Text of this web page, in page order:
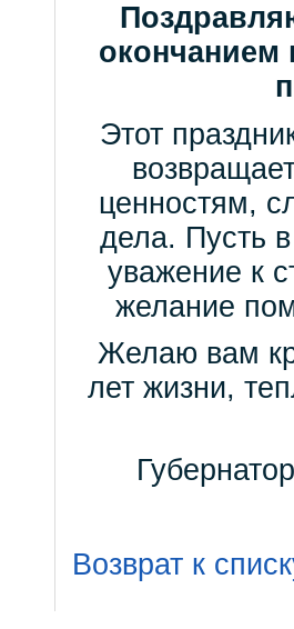
окончанием
Этот
ценностям,
дела. Пусть
уважение к
желание
Желаю вам
лет жизни,
Возврат к